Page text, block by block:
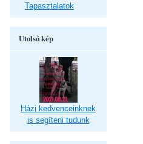
Tapasztalatok
Utolsó kép
Házi kedvenceinknek
is segíteni tudunk